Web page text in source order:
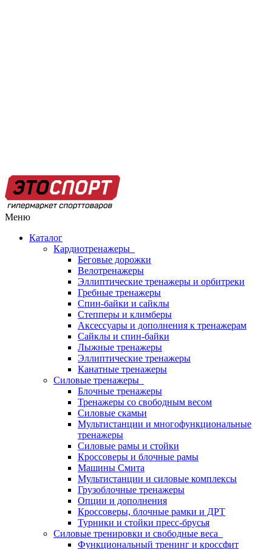
Меню
Каталог
Кардиотренажеры
Беговые дорожки
Велотренажеры
Эллиптические тренажеры и орбитреки
Гребные тренажеры
Спин-байки и сайклы
Степперы и климберы
Аксессуары и дополнения к тренажерам
Сайклы и спин-байки
Лыжные тренажеры
Эллиптические тренажеры
Канатные тренажеры
Силовые тренажеры
Блочные тренажеры
Тренажеры со свободным весом
Силовые скамьи
Мультистанции и многофункциональные
тренажеры
Силовые рамы и стойки
Кроссоверы и блочные рамы
Машины Смита
Мультистанции и силовые комплексы
Грузоблочные тренажеры
Опции и дополнения
Кроссоверы, блочные рамки и ДРТ
Турники и стойки пресс-брусья
Силовые тренировки и свободные веса
Функциональный тренинг и кроссфит